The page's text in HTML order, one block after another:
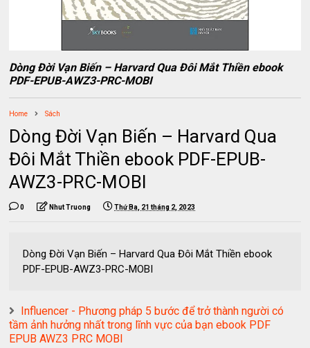
Dòng Đời Vạn Biến – Harvard Qua Đôi Mắt Thiền ebook
PDF-EPUB-AWZ3-PRC-MOBI
Home Sách
Dòng Đời Vạn Biến – Harvard Qua
Đôi Mắt Thiền ebook PDF-EPUB-
AWZ3-PRC-MOBI
0 Nhut Truong Thứ Ba, 21 tháng 2, 2023
Dòng Đời Vạn Biến – Harvard Qua Đôi Mắt Thiền ebook
PDF-EPUB-AWZ3-PRC-MOBI
Influencer - Phương pháp 5 bước để trở thành người có
tầm ảnh hưởng nhất trong lĩnh vực của bạn ebook PDF
EPUB AWZ3 PRC MOBI